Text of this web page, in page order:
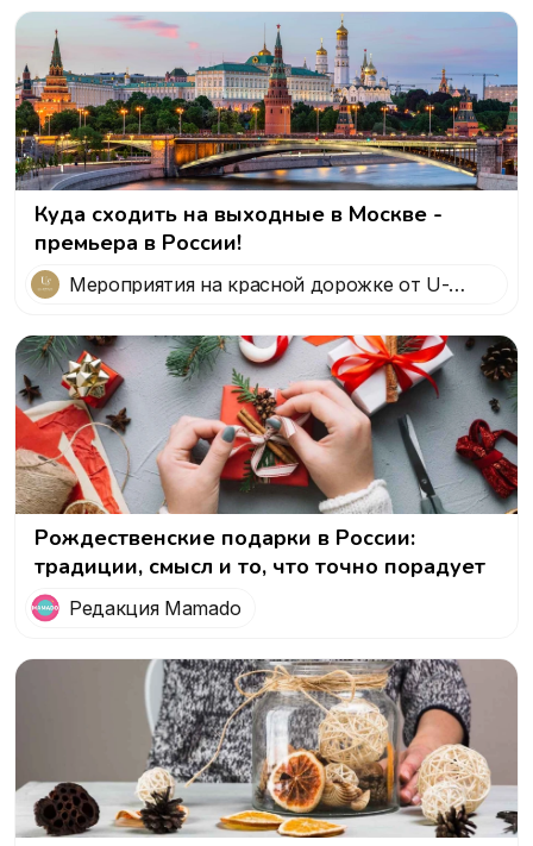
Куда сходить на выходные в Москве -
премьера в России!
Мероприятия на красной дорожке от U-
Рождественские подарки в России:
традиции, смысл и то, что точно порадует
Редакция Mamado